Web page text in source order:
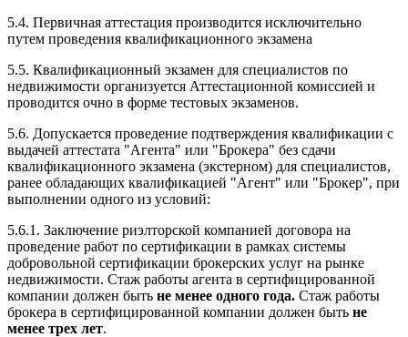
5.4. Первичная аттестация производится исключительно
путем проведения квалификационного экзамена
5.5. Квалификационный экзамен для специалистов по
недвижимости организуется Аттестационной комиссией и
проводится очно в форме тестовых экзаменов.
5.6. Допускается проведение подтверждения квалификации с
выдачей аттестата "Агента" или "Брокера" без сдачи
квалификационного экзамена (экстерном) для специалистов,
ранее обладающих квалификацией "Агент" или "Брокер", при
выполнении одного из условий:
5.6.1. Заключение риэлторской компанией договора на
проведение работ по сертификации в рамках системы
добровольной сертификации брокерских услуг на рынке
недвижимости. Стаж работы агента в сертифицированной
компании должен быть не менее одного года. Стаж работы
брокера в сертифицированной компании должен быть не
менее трех лет.